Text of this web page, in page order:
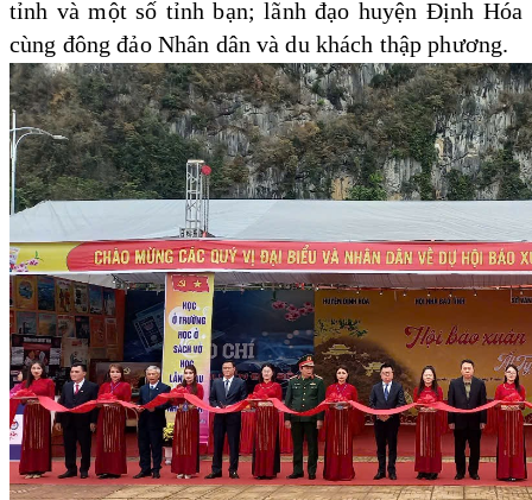
tỉnh và một số tỉnh bạn; lãnh đạo huyện Định Hóa
cùng đông đảo Nhân dân và du khách thập phương.